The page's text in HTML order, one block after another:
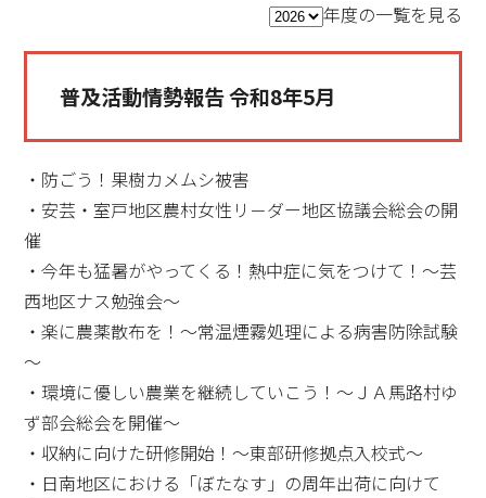
年度の一覧を見る
普及活動情勢報告 令和8年5月
・防ごう！果樹カメムシ被害
・安芸・室戸地区農村女性リ－ダー地区協議会総会の開
催
・今年も猛暑がやってくる！熱中症に気をつけて！～芸
西地区ナス勉強会～
・楽に農薬散布を！～常温煙霧処理による病害防除試験
～
・環境に優しい農業を継続していこう！～ＪＡ馬路村ゆ
ず部会総会を開催～
・収納に向けた研修開始！～東部研修拠点入校式～
・日南地区における「ぼたなす」の周年出荷に向けて